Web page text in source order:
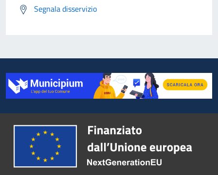
Segnala disservizio